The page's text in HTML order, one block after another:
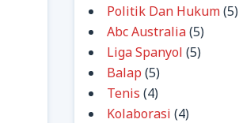
Politik Dan Hukum(5)
Abc Australia(5)
Liga Spanyol (5)
Balap (5)
Tenis (4)
Kolaborasi (4)